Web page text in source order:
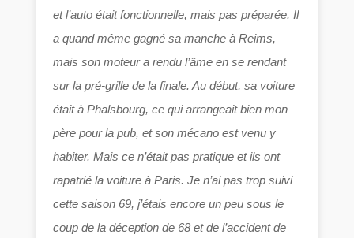
et l’auto était fonctionnelle, mais pas préparée. Il
a quand même gagné sa manche à Reims,
mais son moteur a rendu l’âme en se rendant
sur la pré-grille de la finale. Au début, sa voiture
était à Phalsbourg, ce qui arrangeait bien mon
père pour la pub, et son mécano est venu y
habiter. Mais ce n’était pas pratique et ils ont
rapatrié la voiture à Paris. Je n’ai pas trop suivi
cette saison 69, j’étais encore un peu sous le
coup de la déception de 68 et de l’accident de